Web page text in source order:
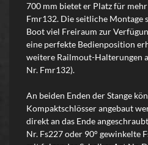
700 mm bietet er Platz für
Fmr132. Die seitliche Montage
Boot viel Freiraum zur
eine perfekte Bedienposition
weitere Railmout-Halterungen
Nr. Fmr132).
An beiden Enden der Stange
Kompaktschlösser angebaut
direkt an das Ende
Nr. Fs227 oder 90° gewinkelte